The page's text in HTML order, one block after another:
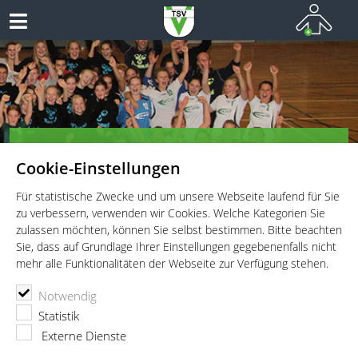
Cookie-Einstellungen
Für statistische Zwecke und um unsere Webseite laufend für Sie
zu verbessern, verwenden wir Cookies. Welche Kategorien Sie
zulassen möchten, können Sie selbst bestimmen. Bitte beachten
Sie, dass auf Grundlage Ihrer Einstellungen gegebenenfalls nicht
mehr alle Funktionalitäten der Webseite zur Verfügung stehen.
Notwendig
Statistik
Externe Dienste
Handballern des TSV Vaterstetten!
Teamsport vom Allerfeinsten
TSV Vaterstetten e.V.
News